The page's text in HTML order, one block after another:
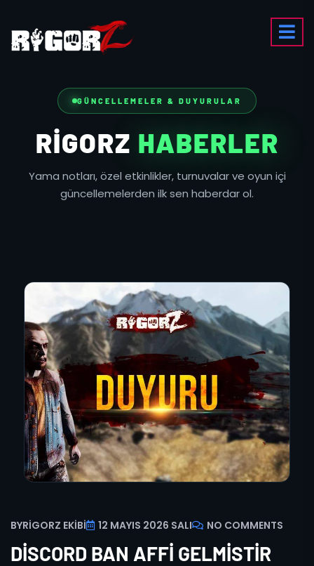
GÜNCELLEMELER & DUYURULAR
RIGORZ HABERLER
Yama notları, özel etkinlikler, turnuvalar ve oyun içi
güncellemelerden ilk sen haberdar ol.
BYRIGORZ EKIBI 12 MAYIS 2026 SALI NO COMMENTS
DISCORD BAN AFFI GELMISTIR